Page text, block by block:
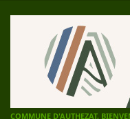
COMMUNE D'AUTHEZAT,